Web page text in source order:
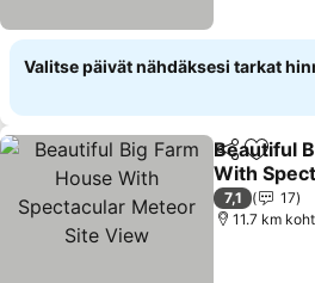
Valitse päivät nähdäksesi tarkat
Jaa Lisää
Beautiful
With
Site View
7,1
17
11.7 km